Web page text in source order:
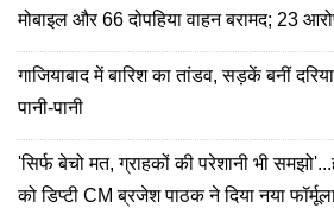
मोबाइल और 66 दोपहिया वाहन बरामद; 23
गाजियाबाद में बारिश का तांडव, सड़कें बनीं
पानी-पानी
'सिर्फ बेचो मत, ग्राहकों की परेशानी भी
को डिप्टी CM ब्रजेश पाठक ने दिया नया